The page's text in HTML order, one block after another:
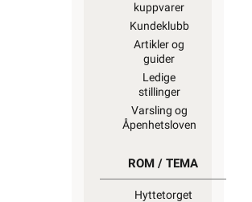
kuppvarer
Kundeklubb
Artikler og
guider
Ledige
stillinger
Varsling og
Åpenhetsloven
ROM / TEMA
Hyttetorget